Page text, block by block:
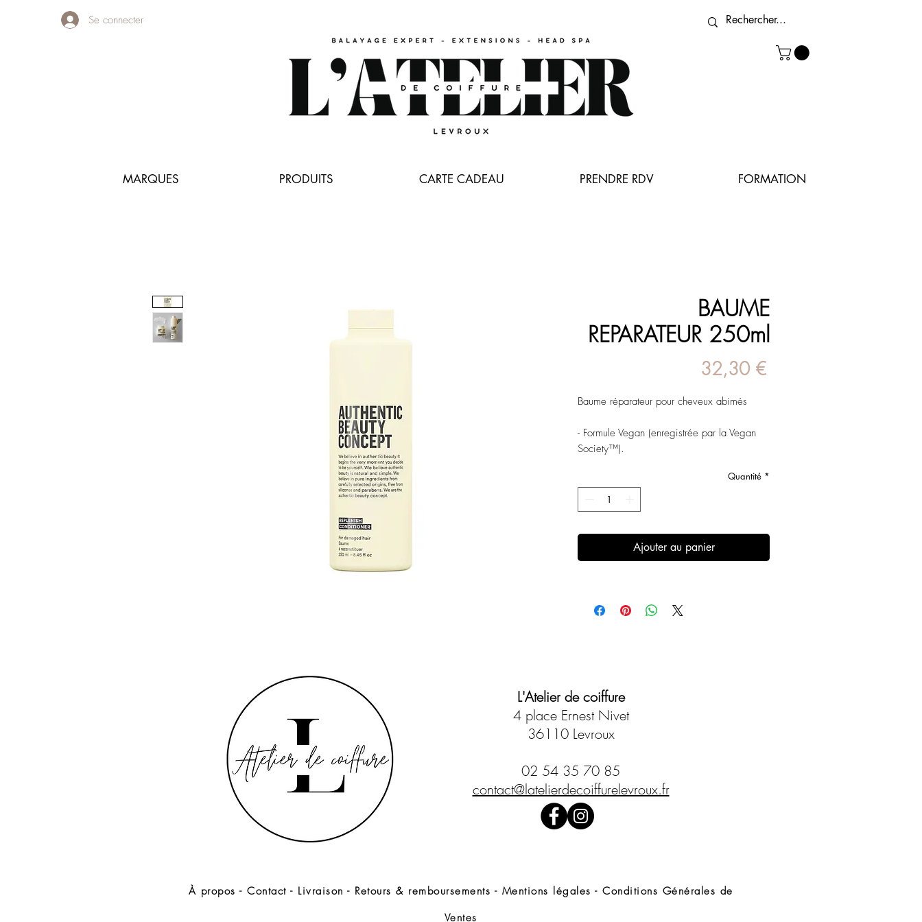
Se connecter
MARQUES PRODUITS CARTE CADEAU PRENDRE RDV FORMATION
BAUME
REPARATEUR 250ml
32,30 €Prix
Baume réparateur pour cheveux abimés
- Formule Vegan (enregistrée par la Vegan
Society™).
- Renforce la fibre capillaire et scelle la
cuticule
Sa formule au panthénol qui n’alourdit pas la
chevelure laisse les cheveux doux, brillants
APPLICATION :
250ml
Quantité *
Ajouter au panier
L'Atelier de coiffure
4 place Ernest Nivet
36110 Levroux
02 54 35 70 85
contact@latelierdecoiffurelevroux.fr
À propos - Contact - Livraison - Retours & remboursements - Mentions légales - Conditions Générales de
Ventes